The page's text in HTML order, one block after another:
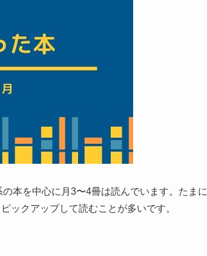
本を中心に月3〜4冊は読んでいます。たまに
ックアップして読むことが多いです。